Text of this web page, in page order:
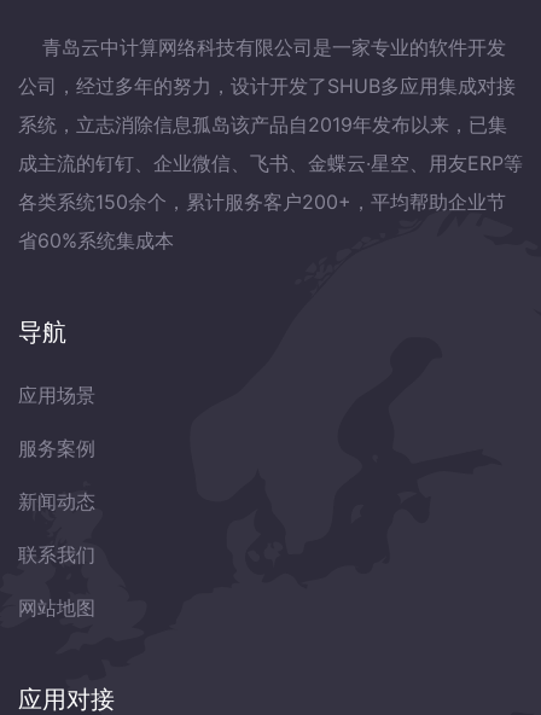
青岛云中计算网络科技有限公司是一家专业的软件开发
公司，经过多年的努力，设计开发了SHUB多应用集成对接
系统，立志消除信息孤岛该产品自2019年发布以来，已集
成主流的钉钉、企业微信、飞书、金蝶云·星空、用友ERP等
各类系统150余个，累计服务客户200+，平均帮助企业节
省60%系统集成本
导航
应用场景
服务案例
新闻动态
联系我们
网站地图
应用对接